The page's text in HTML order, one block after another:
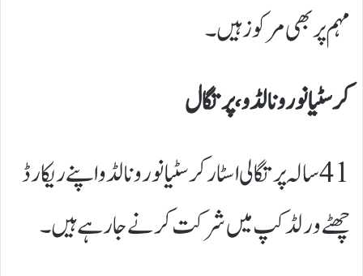
مہم پر بھی مرکوز ہیں۔
کرسٹیانو رونالڈو، پرتگال
41 سالہ پرتگالی اسٹار کرسٹیانو رونالڈو اپنے ریکارڈ
چھٹے ورلڈ کپ میں شرکت کرنے جا رہے ہیں۔